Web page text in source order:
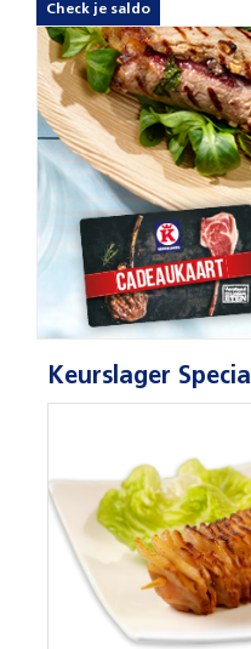
Check je saldo
Keurslager Special